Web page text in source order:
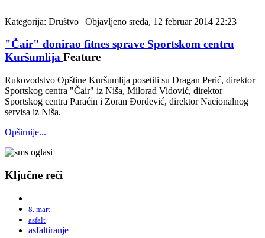
Kategorija: Društvo | Objavljeno sreda, 12 februar 2014 22:23 |
"Čair" donirao fitnes sprave Sportskom centru
Kuršumlija Feature
Rukovodstvo Opštine Kuršumlija posetili su Dragan Perić, direktor
Sportskog centra "Čair" iz Niša, Milorad Vidović, direktor
Sportskog centra Paraćin i Zoran Đorđević, direktor Nacionalnog
servisa iz Niša.
Opširnije...
Ključne reči
8. mart
asfalt
asfaltiranje